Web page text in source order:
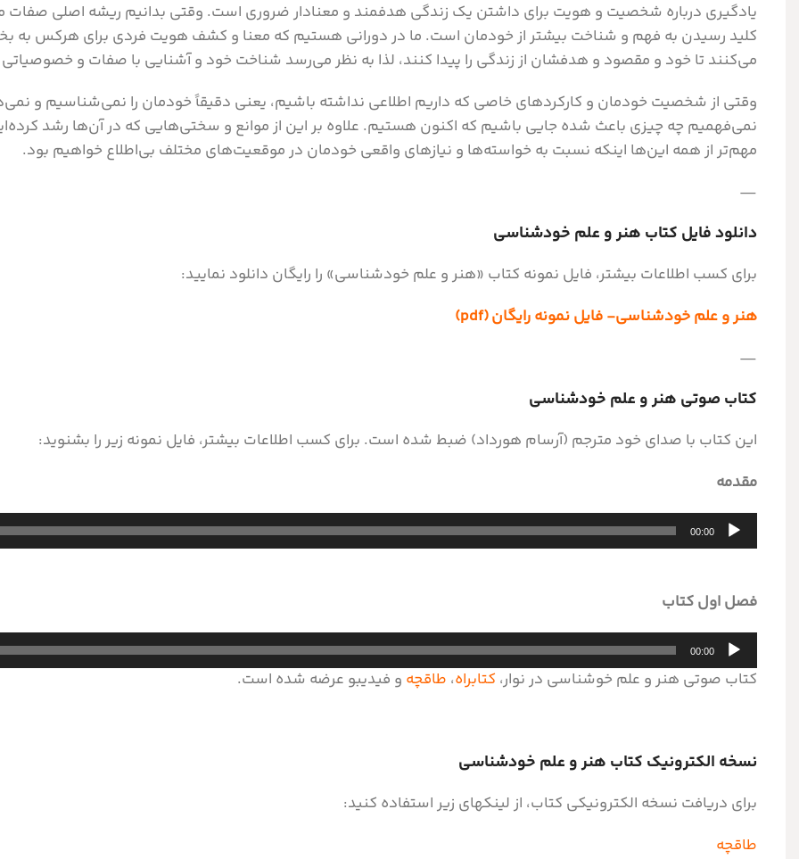
یادگیری درباره شخصیت و هویت برای داشتن یک زندگی هدفمند و معنادار ضروری است. وقتی بدانیم ریشه اصلی
کلید رسیدن به فهم و شناخت بیشتر از خودمان است. ما در دورانی هستیم که معنا و کشف هویت فردی برای هرکس به
می‌کنند تا خود و مقصود و هدفشان از زندگی را پیدا کنند، لذا به نظر می‌رسد شناخت خود و آشنایی با صفات و
وقتی از شخصیت خودمان و کارکردهای خاصی که داریم اطلاعی نداشته باشیم، یعنی دقیقاً خودمان را نمی‌شناسیم و
نمی‌فهمیم چه چیزی باعث شده جایی باشیم که اکنون هستیم. علاوه بر این از موانع و سختی‌هایی که در آن‌ها رشد
مهم‌تر از همه این‌ها اینکه نسبت به خواسته‌ها و نیازهای واقعی خودمان در موقعیت‌های مختلف بی‌اطلاع خواهیم بود.
—
دانلود فایل کتاب هنر و علم خودشناسی
برای کسب اطلاعات بیشتر، فایل نمونه کتاب «هنر و علم خودشناسی» را رایگان دانلود نمایید:
هنر و علم خودشناسی- فایل نمونه رایگان(pdf)
—
کتاب صوتی هنر و علم خودشناسی
این کتاب با صدای خود مترجم (آرسام هورداد) ضبط شده است. برای کسب اطلاعات بیشتر، فایل نمونه زیر را بشنوید:
مقدمه
پخش‌کننده
صوت
00:00
فصل اول کتاب
پخش‌کننده
صوت
00:00
کتاب صوتی هنر و علم خوشناسی در نوار، کتابراه، طاقچه و فیدیبو عرضه شده است.
نسخه الکترونیک کتاب هنر و علم خودشناسی
برای دریافت نسخه الکترونیکی کتاب، از لینکهای زیر استفاده کنید:
طاقچه